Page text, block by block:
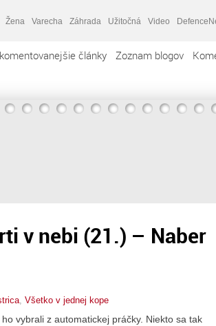
Žena Varecha Záhrada Užitočná Video
články Zoznam blogov
v nebi (21.) – Naber
Všetko v jednej kope
vybrali z automatickej práčky. Niekto sa tak